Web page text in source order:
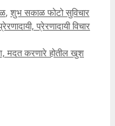
,शुभ सकाळ फोटो सुविचार
प्रेरणादायी विचार
मदत करणारे होतील खुश